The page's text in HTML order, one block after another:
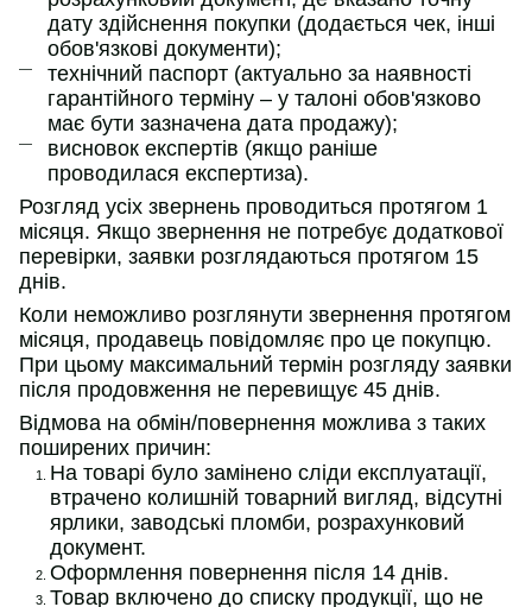
дату здійснення покупки (додається чек, інші
обов'язкові документи);
технічний паспорт (актуально за наявності
гарантійного терміну – у талоні обов'язково
має бути зазначена дата продажу);
висновок експертів (якщо раніше
проводилася експертиза).
Розгляд усіх звернень проводиться протягом 1
місяця. Якщо звернення не потребує додаткової
перевірки, заявки розглядаються протягом 15
днів.
Коли неможливо розглянути звернення протягом
місяця, продавець повідомляє про це покупцю.
При цьому максимальний термін розгляду заявки
після продовження не перевищує 45 днів.
Відмова на обмін/повернення можлива з таких
поширених причин:
На товарі було замінено сліди експлуатації,
втрачено колишній товарний вигляд, відсутні
ярлики, заводські пломби, розрахунковий
документ.
Оформлення повернення після 14 днів.
Товар включено до списку продукції, що не